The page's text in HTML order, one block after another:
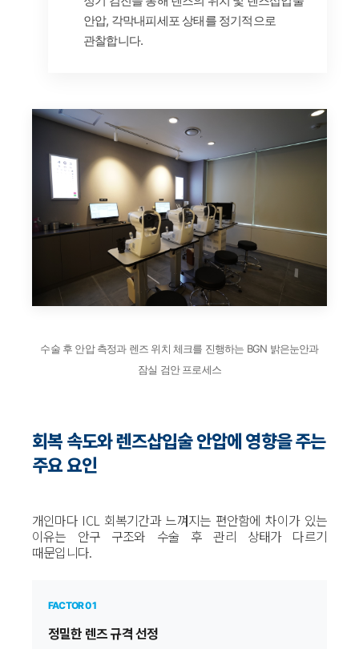
안압, 각막내피세포 상태를 정기적으로
관찰합니다.
수술 후 안압 측정과 렌즈 위치 체크를 진행하는 BGN 밝은눈안과
잠실 검안 프로세스
회복 속도와 렌즈삽입술 안압에 영향을 주는
주요 요인
개인마다 ICL 회복기간과 느껴지는 편안함에 차이가 있는
이유는 안구 구조와 수술 후 관리 상태가 다르기
때문입니다.
FACTOR 01
정밀한 렌즈 규격 선정